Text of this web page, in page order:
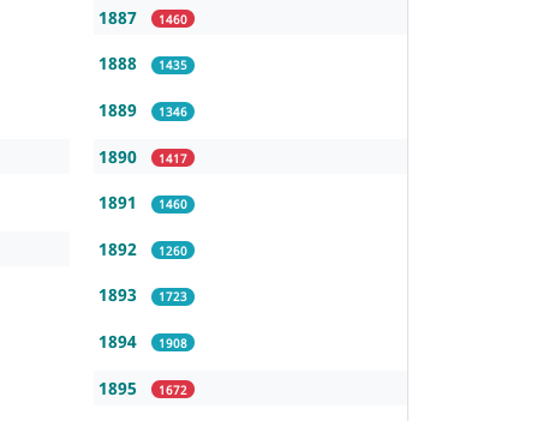
1887 1460
1888 1435
1889 1346
1890 1417
1891 1460
1892 1260
1893 1723
1894 1908
1895 1672